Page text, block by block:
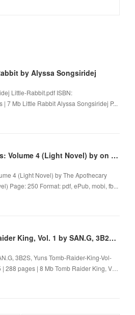
by Alyssa Songsiridej
Little-Rabbit.pdf ISBN:
7 Mb Little Rabbit Alyssa Songsiridej P...
The Apothecary Diaries: Volume 4 (Light Novel) by on Audiobook New
4 (Light Novel) by The Apothecary
Page: 250 Format: pdf, ePub, mobi, fb...
DOWNLOADS Tomb Raider King, Vol. 1 by SAN.G, 3B2S, Yuns
3B2S, Yuns Tomb-Raider-King-Vol-
288 pages | 8 Mb Tomb Raider King, V…